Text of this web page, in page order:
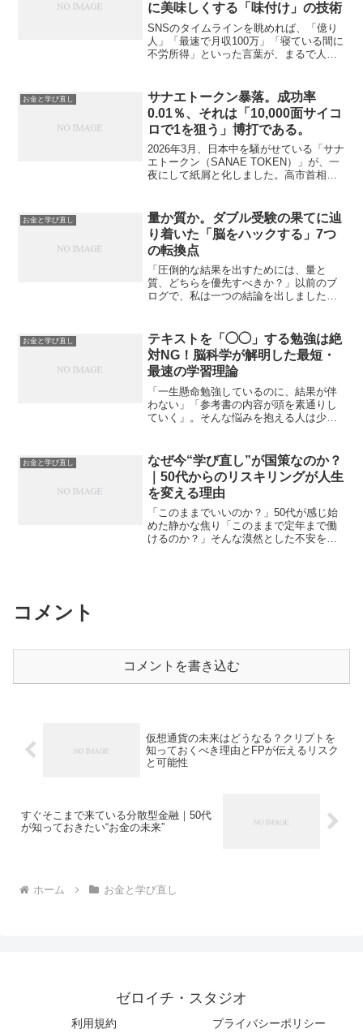
に美味しくする「味付け」の技術
SNSのタイムラインを眺めれば、「億り
人」「最速で月収100万」「寝ている間に
不労所得」といった言葉が、まるで人生
数字を増やすこと」そのものが目的のゲ
ームに、強制的に参...
お金と学び直し
サナエトークン暴落。成功率
0.01％、それは「10,000面サイコ
ロで1を狙う」博打である。
2026年3月、日本中を騒がせている「サナ
エトークン（SANAE TOKEN）」が、一
夜にして紙屑と化しました。高市首相の
の「表と裏」を見てきた私からすれば、
これは既...
お金と学び直し
量か質か。ダブル受験の果てに辿
り着いた「脳をハックする」7つ
の転換点
「圧倒的な結果を出すためには、量と
質、どちらを優先すべきか？」以前のブ
ログで、私は一つの結論を出しました。
い残りカス』に過ぎない」ということで
す。秋元康氏や堀江貴文氏が...
お金と学び直し
テキストを「◯◯」する勉強は絶
対NG！脳科学が解明した最短・
最速の学習理論
「一生懸命勉強しているのに、結果が伴
わない」「参考書の内容が頭を素通りし
ていく」。そんな悩みを抱える人は少な
に命削り。実は、私たちが良かれと思っ
て続けてきた「真面目な勉...
お金と学び直し
なぜ今“学び直し”が国策なのか？
｜50代からのリスキリングが人生
を変える理由
「このままでいいのか？」50代が感じ始
めた静かな焦り「このままで定年まで働
けるのか？」そんな漠然とした不安を、
コメント
コメントを書き込む
仮想通貨の未来はどうなる？クリプトを
知っておくべき理由とFPが伝えるリスク
と可能性
すぐそこまで来ている分散型金融｜50代
が知っておきたい“お金の未来”
ホーム お金と学び直し
ゼロイチ・スタジオ
利用規約 プライバシーポリシー